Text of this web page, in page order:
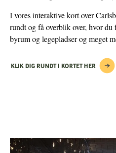
I vores interaktive kort over
rundt og få overblik over, hvor du
byrum og legepladser og meget
KLIK DIG RUNDT I KORTET HER